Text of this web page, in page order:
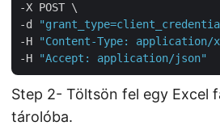
-X POST \
-d
-H
"Content-Type: application/x-
-H
"Accept: application/json"
Step 2- Töltsön fel egy Excel
tárolóba.